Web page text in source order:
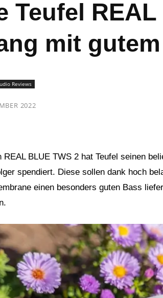
Teufel
mit
Reviews
2022
REAL BLUE TWS 2 hat Teufel seinen
spendiert. Diese sollen dank hoch
einen besonders guten Bass